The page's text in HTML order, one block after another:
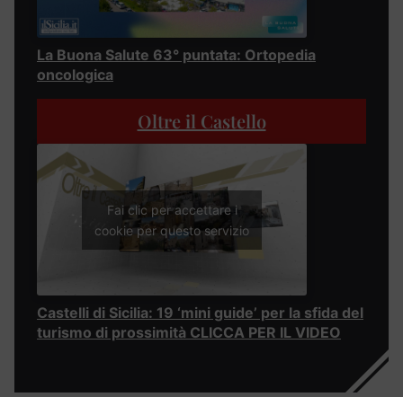
La Buona Salute 63° puntata: Ortopedia
oncologica
Oltre il Castello
Fai clic per accettare i
cookie per questo servizio
Castelli di Sicilia: 19 ‘mini guide’ per la sfida del
turismo di prossimità CLICCA PER IL VIDEO